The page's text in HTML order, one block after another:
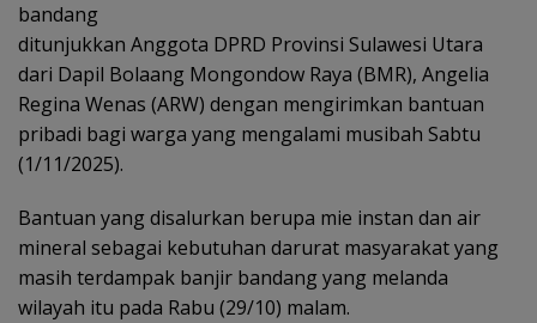
bandang
ditunjukkan Anggota DPRD Provinsi Sulawesi Utara
dari Dapil Bolaang Mongondow Raya (BMR), Angelia
Regina Wenas (ARW) dengan mengirimkan bantuan
pribadi bagi warga yang mengalami musibah Sabtu
(1/11/2025).
Bantuan yang disalurkan berupa mie instan dan air
mineral sebagai kebutuhan darurat masyarakat yang
masih terdampak banjir bandang yang melanda
wilayah itu pada Rabu (29/10) malam.